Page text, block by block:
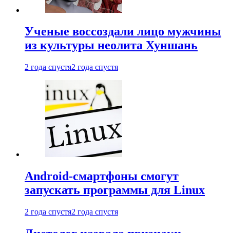
Ученые воссоздали лицо мужчины
из культуры неолита Хуншань
2 года спустя2 года спустя
Android-смартфоны смогут
запускать программы для Linux
2 года спустя2 года спустя